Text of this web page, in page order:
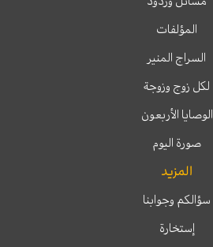
المؤلفات
السراج المنير
لكل زوج وزوجة
الوصايا الأربعون
صورة اليوم
المزيد
سؤالكم وجوابنا
إستخارة